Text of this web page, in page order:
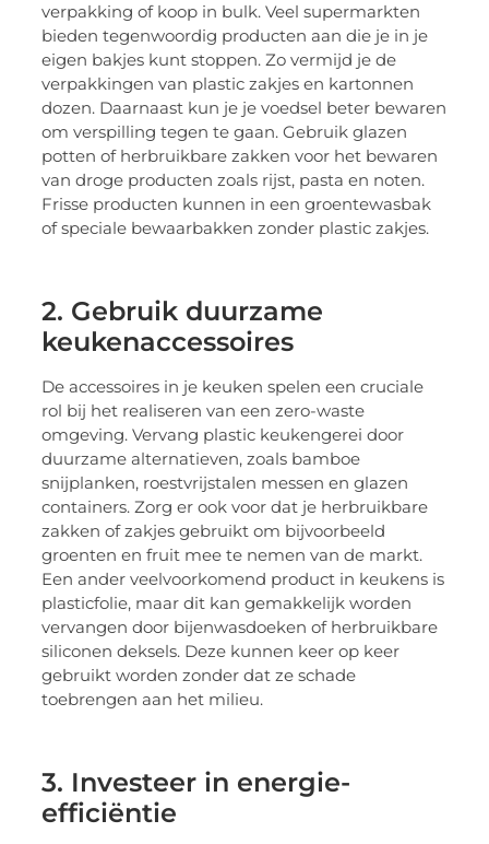
verpakking of koop in bulk. Veel supermarkten
bieden tegenwoordig producten aan die je in je
eigen bakjes kunt stoppen. Zo vermijd je de
verpakkingen van plastic zakjes en kartonnen
dozen. Daarnaast kun je je voedsel beter bewaren
om verspilling tegen te gaan. Gebruik glazen
potten of herbruikbare zakken voor het bewaren
van droge producten zoals rijst, pasta en noten.
Frisse producten kunnen in een groentewasbak
of speciale bewaarbakken zonder plastic zakjes.
2. Gebruik duurzame
keukenaccessoires
De accessoires in je keuken spelen een cruciale
rol bij het realiseren van een zero-waste
omgeving. Vervang plastic keukengerei door
duurzame alternatieven, zoals bamboe
snijplanken, roestvrijstalen messen en glazen
containers. Zorg er ook voor dat je herbruikbare
zakken of zakjes gebruikt om bijvoorbeeld
groenten en fruit mee te nemen van de markt.
Een ander veelvoorkomend product in keukens is
plasticfolie, maar dit kan gemakkelijk worden
vervangen door bijenwasdoeken of herbruikbare
siliconen deksels. Deze kunnen keer op keer
gebruikt worden zonder dat ze schade
toebrengen aan het milieu.
3. Investeer in energie-
efficiëntie